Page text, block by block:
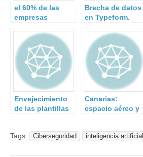
el 60% de las
empresas
haber recibido
más
ciberataques en
2023
Brecha de datos
en Typeform.
Envejecimiento
de las plantillas
Privada.
Canarias:
espacio aéreo y
Tags: Ciberseguridad inteligencia artificial